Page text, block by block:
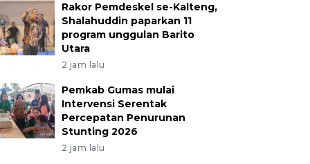
Rakor Pemdeskel se-Kalteng,
Shalahuddin paparkan 11
program unggulan Barito
Utara
2 jam lalu
Pemkab Gumas mulai
Intervensi Serentak
Percepatan Penurunan
Stunting 2026
2 jam lalu